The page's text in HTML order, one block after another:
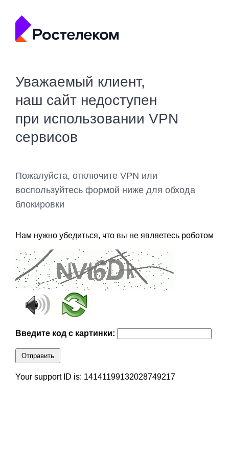
Уважаемый клиент,
наш сайт недоступен
при использовании VPN
сервисов
Пожалуйста, отключите VPN или
воспользуйтесь формой ниже для обхода
блокировки
Нам нужно убедиться, что вы не являетесь роботом
Введите код с картинки:
Отправить
Your support ID is: 14141199132028749217